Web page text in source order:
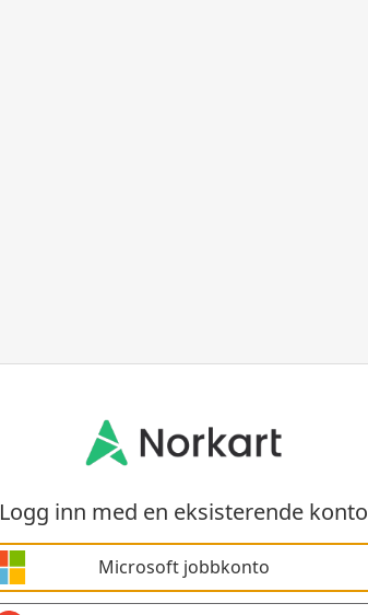
Logg inn med en eksisterende konto
Microsoft jobbkonto